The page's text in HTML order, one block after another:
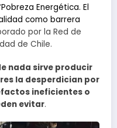
Pobreza Energética. El
como barrera
por la Red de
de Chile.
nada sirve producir
la desperdician por
ineficientes o
evitar.